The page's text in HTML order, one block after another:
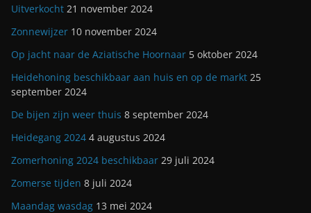
Uitverkocht 21 november 2024
Zonnewijzer 10 november 2024
Op jacht naar de Aziatische Hoornaar 5 oktober 2024
Heidehoning beschikbaar aan huis en op de markt 25
september 2024
De bijen zijn weer thuis 8 september 2024
Heidegang 2024 4 augustus 2024
Zomerhoning 2024 beschikbaar 29 juli 2024
Zomerse tijden 8 juli 2024
Maandag wasdag 13 mei 2024